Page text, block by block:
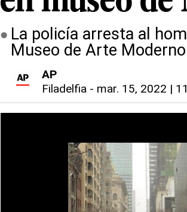
La policía arresta al
Museo de Arte
AP
Filadelfia - mar. 15, 2022 |